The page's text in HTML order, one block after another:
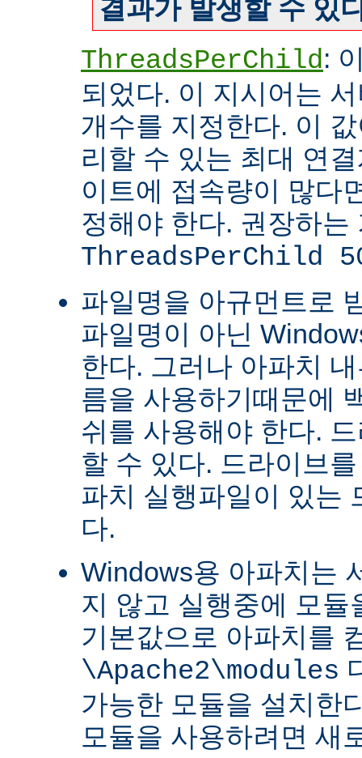
결과가 발생할 수 있
ThreadsPerChild:
되었다. 이 지시어는
개수를 지정한다. 이
리할 수 있는 최대 연
이트에 접속량이 많다
정해야 한다. 권장하는
ThreadsPerChild
파일명을 아규먼트로
파일명이 아닌
한다. 그러나 아파치
름을 사용하기때문에
쉬를 사용해야 한다.
할 수 있다. 드라이브
파치 실행파일이 있는
다.
Windows용 아파치는
지 않고 실행중에 모듈
기본값으로 아파치를
\Apache2\modules
가능한 모듈을 설치한
모듈을 사용하려면 새